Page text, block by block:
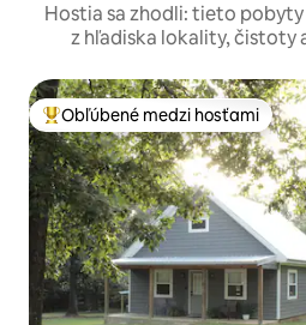
Hostia sa zhodli: tieto
z hľadiska lokality, čistoty
Najobľúbenejšie medzi hosťami
Obľúbené medzi hosťami